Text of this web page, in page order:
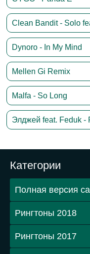
Clean Bandit - Solo
Dynoro - In My Mind
Mellen Gi Remix
Malfa - So Long
Элджей feat. Feduk -
Категории
Полная версия
Рингтоны 2018
Рингтоны 2017